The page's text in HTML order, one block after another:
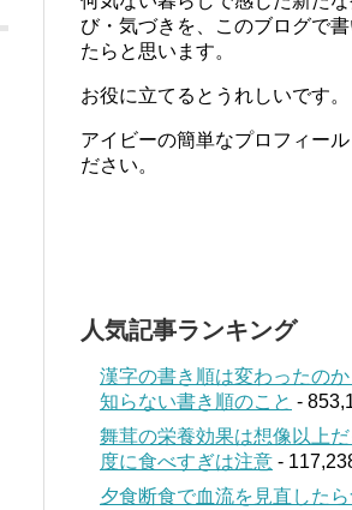
び・気づきを、このブログで
たらと思います。
お役に立てるとうれしいです。
アイビーの簡単なプロフィール
ださい。
人気記事ランキング
漢字の書き順は変わったのか
知らない書き順のこと -
舞茸の栄養効果は想像以上
度に食べすぎは注意 -
夕食断食で血流を見直したら